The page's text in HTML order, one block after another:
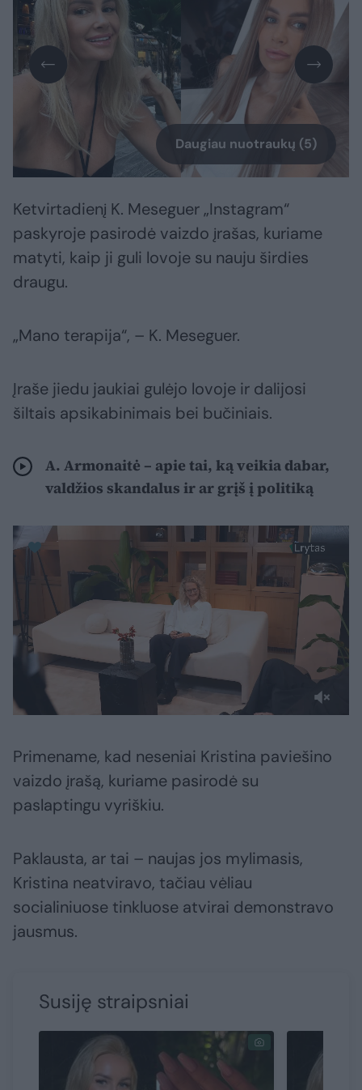
Daugiau nuotraukų (5)
Ketvirtadienį K. Meseguer „Instagram“
paskyroje pasirodė vaizdo įrašas, kuriame
matyti, kaip ji guli lovoje su nauju širdies
draugu.
„Mano terapija“, – K. Meseguer.
Įraše jiedu jaukiai gulėjo lovoje ir dalijosi
šiltais apsikabinimais bei bučiniais.
A. Armonaitė – apie tai, ką veikia dabar,
valdžios skandalus ir ar grįš į politiką
Primename, kad neseniai Kristina paviešino
vaizdo įrašą, kuriame pasirodė su
paslaptingu vyriškiu.
Paklausta, ar tai – naujas jos mylimasis,
Kristina neatviravo, tačiau vėliau
socialiniuose tinkluose atvirai demonstravo
jausmus.
Susiję straipsniai